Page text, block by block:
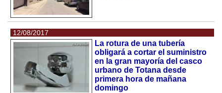
12/08/2017
La rotura de una tubería
obligará a cortar el suministro
en la gran mayoría del casco
urbano de Totana desde
primera hora de mañana
domingo